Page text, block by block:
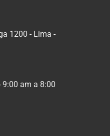
1200 - Lima -
9:00 am a 8:00